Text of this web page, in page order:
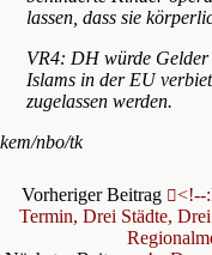
lassen, dass sie
VR4: DH würde
Islams in der EU
zugelassen werden.
kem/nbo/tk
Vorheriger Beitrag
<!--
Termin, Drei Städte,